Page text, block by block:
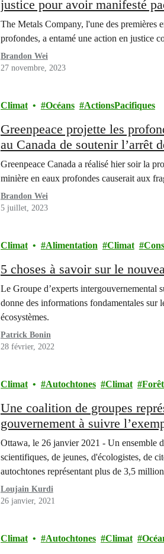
justice pour avoir manifesté
The Metals Company, l'une des premières
profondes, a entamé une action en justice
Brandon Wei
27 novembre, 2023
Climat Océans ActionsPacifiques
Greenpeace projette les
au Canada de soutenir l’arrêt
Greenpeace Canada a réalisé hier soir la
minière en eaux profondes causerait aux
Brandon Wei
5 juillet, 2023
Climat Alimentation Climat
5 choses à savoir sur le
Le Groupe d’experts
donne des informations fondamentales sur
écosystèmes.
Patrick Bonin
28 février, 2022
Climat Autochtones Climat
Une coalition de groupes
gouvernement à suivre
Ottawa, le 26 janvier 2021 - Un ensemble
scientifiques, de jeunes, d'écologistes, de
autochtones représentant plus de 3,5
l'ensemble de son…
Loujain Kurdi
26 janvier, 2021
Climat Autochtones Climat